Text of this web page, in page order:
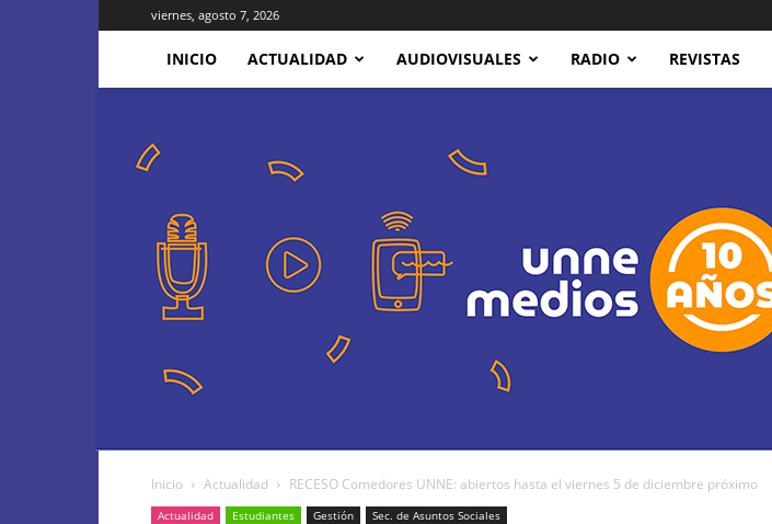
viernes, agosto 7, 2026
INICIO ACTUALIDAD AUDIOVISUALES RADIO REVISTAS
Inicio Actualidad RECESO Comedores UNNE: abiertos hasta el viernes 5 de diciembre próximo
Actualidad Estudiantes Gestión Sec. de Asuntos Sociales